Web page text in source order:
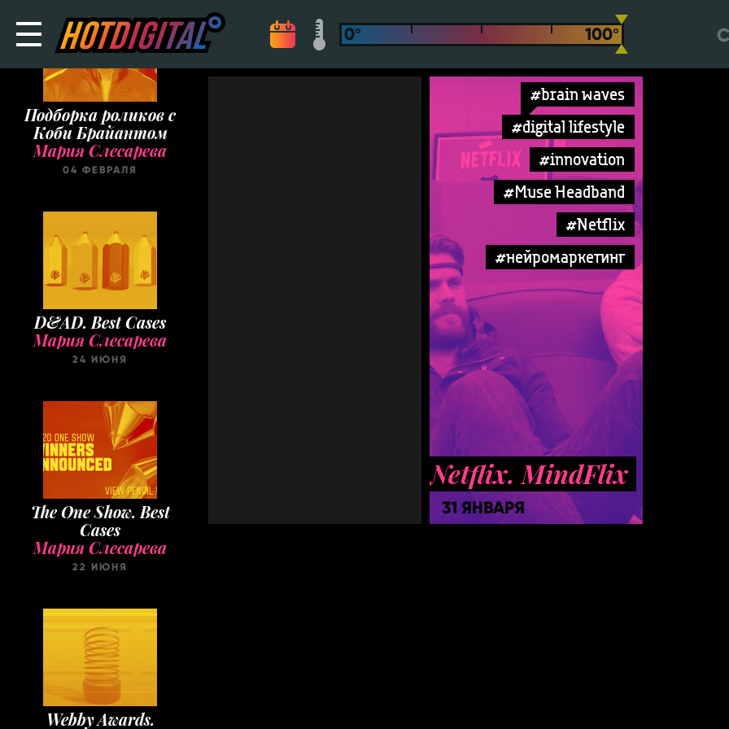
Подборка роликов с
Коби Брайантом
Мария Слесарева
04 ФЕВРАЛЯ
D&AD. Best Cases
Мария Слесарева
24 ИЮНЯ
The One Show. Best
Cases
Мария Слесарева
22 ИЮНЯ
Webby Awards.
#brain waves
#digital lifestyle
#innovation
#Muse Headband
#Netflix
#нейромаркетинг
Netflix. MindFlix
31 ЯНВАРЯ